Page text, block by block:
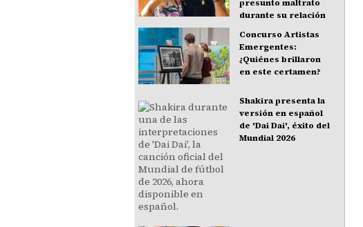
presunto maltrato
durante su relación
Concurso Artistas
Emergentes:
¿Quiénes brillaron
en este certamen?
Shakira presenta la
versión en español
de 'Dai Dai', éxito del
Mundial 2026